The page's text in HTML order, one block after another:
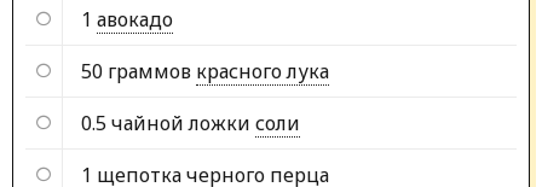
1 авокадо
50 граммов красного лука
0.5 чайной ложки соли
1 щепоткачерного перца